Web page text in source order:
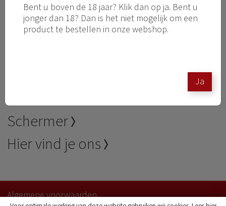
Bent u boven de 18 jaar? Klik dan op ja. Bent u
jonger dan 18? Dan is het niet mogelijk om een
product te bestellen in onze webshop.
Ja
Ik ga akkoord met hetprivacy statement
Privacy
Schermer
Hier vind je ons
Algemene voorwaarden